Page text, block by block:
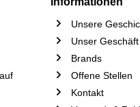
Unsere
Unser Geschäft
Brands
Offene Stellen
Kontakt